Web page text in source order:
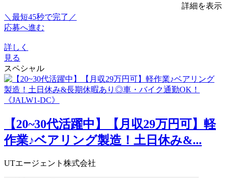
詳細を表示
＼最短45秒で完了／
応募へ進む
詳しく
見る
スペシャル
【20~30代活躍中】【月収29万円可】軽
作業♪ベアリング製造！土日休み&...
UTエージェント株式会社